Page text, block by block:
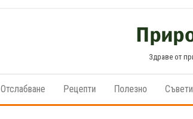
Здраве от
Отслабване Рецепти Полезно Съвети